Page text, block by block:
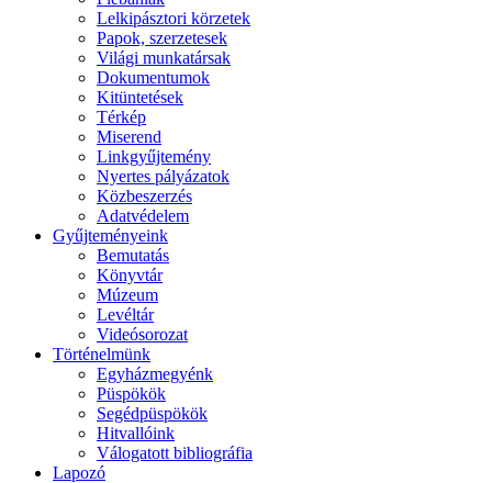
Lelkipásztori körzetek
Papok, szerzetesek
Világi munkatársak
Dokumentumok
Kitüntetések
Térkép
Miserend
Linkgyűjtemény
Nyertes pályázatok
Közbeszerzés
Adatvédelem
Gyűjteményeink
Bemutatás
Könyvtár
Múzeum
Levéltár
Videósorozat
Történelmünk
Egyházmegyénk
Püspökök
Segédpüspökök
Hitvallóink
Válogatott bibliográfia
Lapozó